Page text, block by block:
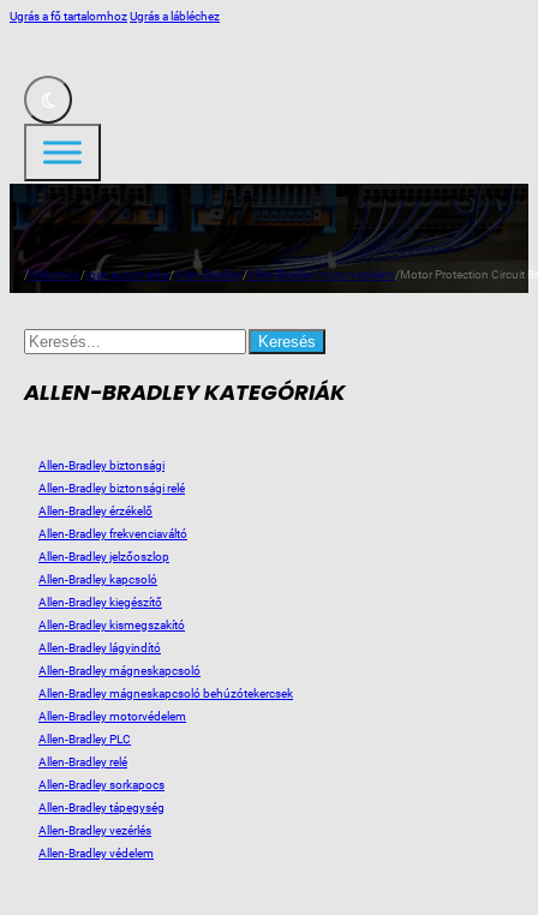
Ugrás a fő tartalomhozUgrás a lábléchez
/Webshop/Ipari automatika/Allen-Bradley/Allen-Bradley motorvédelem/Motor Protection Circuit
Search
for:
ALLEN-BRADLEY KATEGÓRIÁK
Allen-Bradley biztonsági
Allen-Bradley biztonsági relé
Allen-Bradley érzékelő
Allen-Bradley frekvenciaváltó
Allen-Bradley jelzőoszlop
Allen-Bradley kapcsoló
Allen-Bradley kiegészítő
Allen-Bradley kismegszakító
Allen-Bradley lágyindító
Allen-Bradley mágneskapcsoló
Allen-Bradley mágneskapcsoló behúzótekercsek
Allen-Bradley motorvédelem
Allen-Bradley PLC
Allen-Bradley relé
Allen-Bradley sorkapocs
Allen-Bradley tápegység
Allen-Bradley vezérlés
Allen-Bradley védelem